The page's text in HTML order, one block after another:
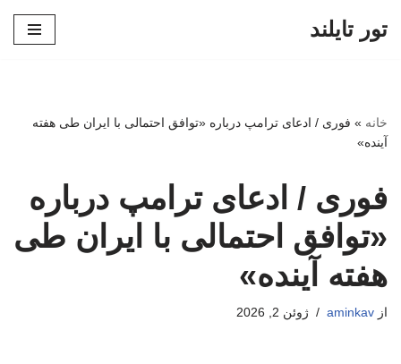
تور تایلند
خانه » فوری / ادعای ترامپ درباره «توافق احتمالی با ایران طی هفته
آینده»
فوری / ادعای ترامپ درباره
«توافق احتمالی با ایران طی
هفته آینده»
از aminkav ژوئن 2, 2026